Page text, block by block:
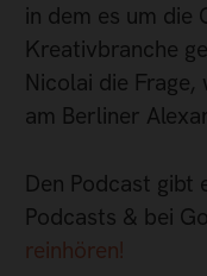
in dem es um
Kreativbranche
Nicolai die
am Berliner
Den Podcast gibt
Podcasts & bei
reinhören!